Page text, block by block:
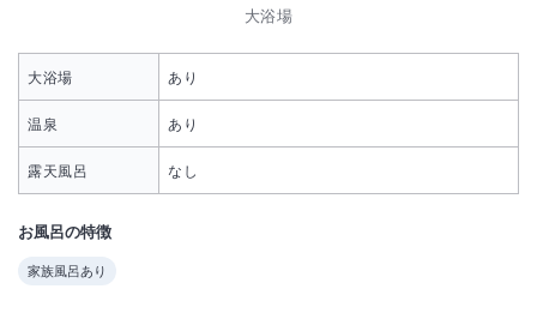
大浴場
大浴場 あり
温泉 あり
露天風呂 なし
お風呂の特徴
家族風呂あり